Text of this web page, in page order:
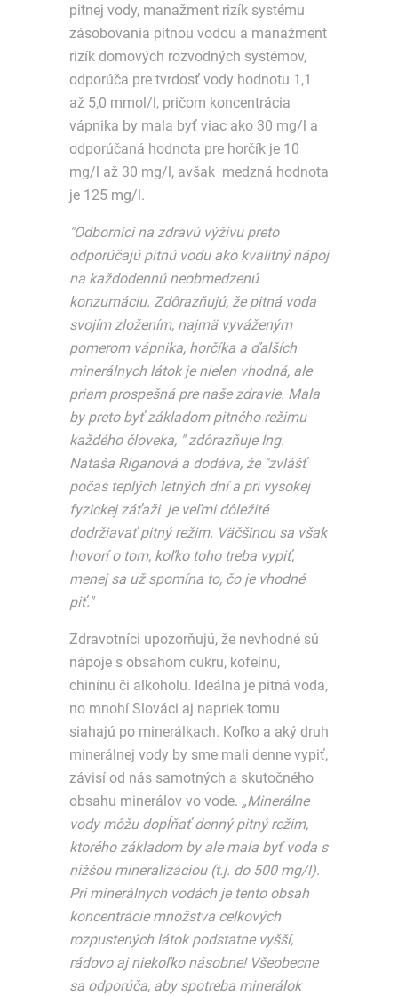
pitnej vody, manažment rizík systému
zásobovania pitnou vodou a manažment
rizík domových rozvodných systémov,
odporúča pre tvrdosť vody hodnotu 1,1
až 5,0 mmol/l, pričom koncentrácia
vápnika by mala byť viac ako 30 mg/l a
odporúčaná hodnota pre horčík je 10
mg/l až 30 mg/l, avšak medzná hodnota
je 125 mg/l.
"Odborníci na zdravú výživu preto
odporúčajú pitnú vodu ako kvalitný nápoj
na každodennú neobmedzenú
konzumáciu. Zdôrazňujú, že pitná voda
svojím zložením, najmä vyváženým
pomerom vápnika, horčíka a ďalších
minerálnych látok je nielen vhodná, ale
priam prospešná pre naše zdravie. Mala
by preto byť základom pitného režimu
každého človeka, " zdôrazňuje Ing.
Nataša Riganová a dodáva, že "zvlášť
počas teplých letných dní a pri vysokej
fyzickej záťaži je veľmi dôležité
dodržiavať pitný režim. Väčšinou sa však
hovorí o tom, koľko toho treba vypiť,
menej sa už spomína to, čo je vhodné
piť."
Zdravotníci upozorňujú, že nevhodné sú
nápoje s obsahom cukru, kofeínu,
chinínu či alkoholu. Ideálna je pitná voda,
no mnohí Slováci aj napriek tomu
siahajú po minerálkach. Koľko a aký druh
minerálnej vody by sme mali denne vypiť,
závisí od nás samotných a skutočného
obsahu minerálov vo vode. „Minerálne
vody môžu dopĺňať denný pitný režim,
ktorého základom by ale mala byť voda s
nižšou mineralizáciou (t.j. do 500 mg/l).
Pri minerálnych vodách je tento obsah
koncentrácie množstva celkových
rozpustených látok podstatne vyšší,
rádovo aj niekoľko násobne! Všeobecne
sa odporúča, aby spotreba minerálok